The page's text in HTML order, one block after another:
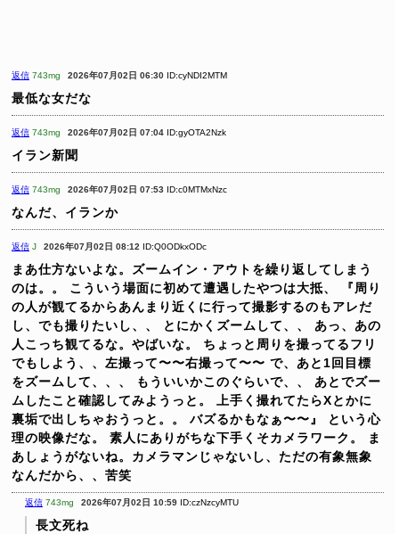
返信 743mg 2026年07月02日 06:30 ID:cyNDI2MTM
最低な女だな
返信 743mg 2026年07月02日 07:04 ID:gyOTA2Nzk
イラン新聞
返信 743mg 2026年07月02日 07:53 ID:c0MTMxNzc
なんだ、イランか
返信 J 2026年07月02日 08:12 ID:Q0ODkxODc
まあ仕方ないよな。ズームイン・アウトを繰り返してしまう
のは。。
こういう場面に初めて遭遇したやつは大抵、
『周り
の人が観てるからあんまり近くに行って撮影するのもアレだ
し、でも撮りたいし、、
とにかくズームして、、
あっ、あの
人こっち観てるな。やばいな。
ちょっと周りを撮ってるフリ
でもしよう、、左撮って〜〜右撮って〜〜 で、あと1回目標
をズームして、、、
もういいかこのぐらいで、、
あとでズー
ムしたこと確認してみようっと。
上手く撮れてたらXとかに
裏垢で出しちゃおうっと。。
バズるかもなぁ〜〜』
という心
理の映像だな。
素人にありがちな下手くそカメラワーク。
ま
あしょうがないね。カメラマンじゃないし、ただの有象無象
なんだから、、苦笑
返信 743mg 2026年07月02日 10:59 ID:czNzcyMTU
長文死ね